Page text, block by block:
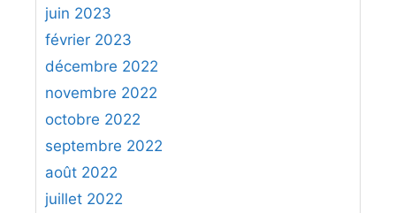
juin 2023
février 2023
décembre 2022
novembre 2022
octobre 2022
septembre 2022
août 2022
juillet 2022